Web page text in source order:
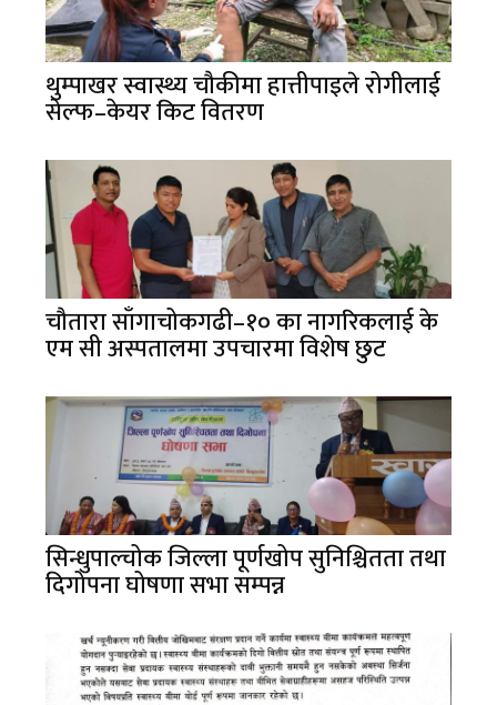
थुम्पाखर स्वास्थ्य चौकीमा हात्तीपाइले रोगीलाई
सेल्फ–केयर किट वितरण
चौतारा साँगाचोकगढी–१० का नागरिकलाई के
एम सी अस्पतालमा उपचारमा विशेष छुट
सिन्धुपाल्चोक जिल्ला पूर्णखोप सुनिश्चितता तथा
दिगोपना घोषणा सभा सम्पन्न